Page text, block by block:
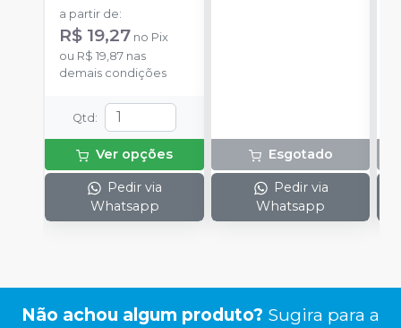
a partir de:
R$ 19,27 no Pix
ou R$ 19,87 nas
demais condições
Qtd :
Ver opções
Pedir via
Whatsapp
Esgotado
Pedir via
Whatsapp
Não achou algum produto? Sugira para a